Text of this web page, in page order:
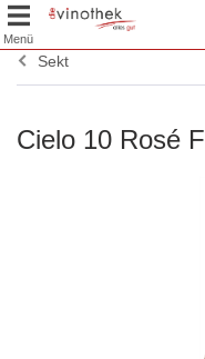
Menü
Sekt
Cielo 10 Rosé